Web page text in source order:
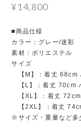
¥14,800
■商品仕様
カラー：グレー/迷彩
素材：ポリエステル
サイズ
【M】：着丈 68cm
【L】：着丈 70cm
【XL】：着丈
【2XL】：着丈
※サイズ・重量など多